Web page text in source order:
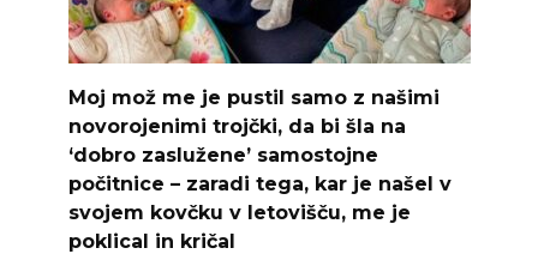
Moj mož me je pustil samo z našimi
novorojenimi trojčki, da bi šla na
‘dobro zaslužene’ samostojne
počitnice – zaradi tega, kar je našel v
svojem kovčku v letovišču, me je
poklical in kričal